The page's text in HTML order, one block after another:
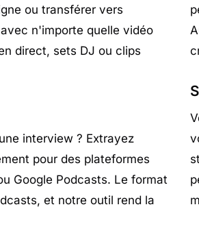
ou transférer vers
n'importe quelle vidéo
direct, sets DJ ou clips
interview ? Extrayez
pour des plateformes
Google Podcasts. Le format
et notre outil rend la